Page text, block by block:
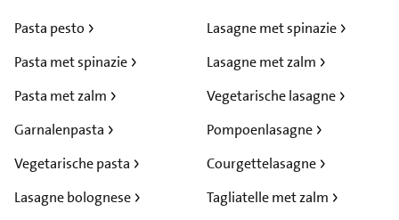
Pasta pesto
Pasta met spinazie
Pasta met zalm
Garnalenpasta
Vegetarische pasta
Lasagne bolognese
Lasagne met spinazie
Lasagne met zalm
Vegetarische lasagne
Pompoenlasagne
Courgettelasagne
Tagliatelle met zalm